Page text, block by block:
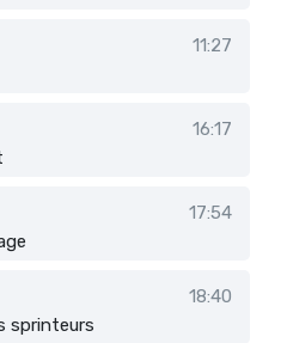
11:27
16:17
17:54
18:40
sprinteurs